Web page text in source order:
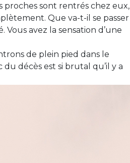
proches sont rentrés chez eux,
Que va-t-il se passer
avez la sensation d’une
de plein pied dans le
décès est si brutal qu’il y a